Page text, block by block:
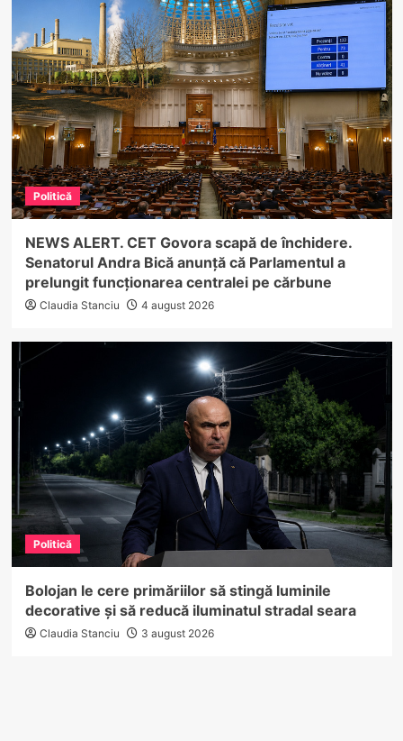
Politică
NEWS ALERT. CET Govora scapă de închidere.
Senatorul Andra Bică anunță că Parlamentul a
prelungit funcționarea centralei pe cărbune
Claudia Stanciu 4 august 2026
Politică
Bolojan le cere primăriilor să stingă luminile
decorative și să reducă iluminatul stradal seara
Claudia Stanciu 3 august 2026